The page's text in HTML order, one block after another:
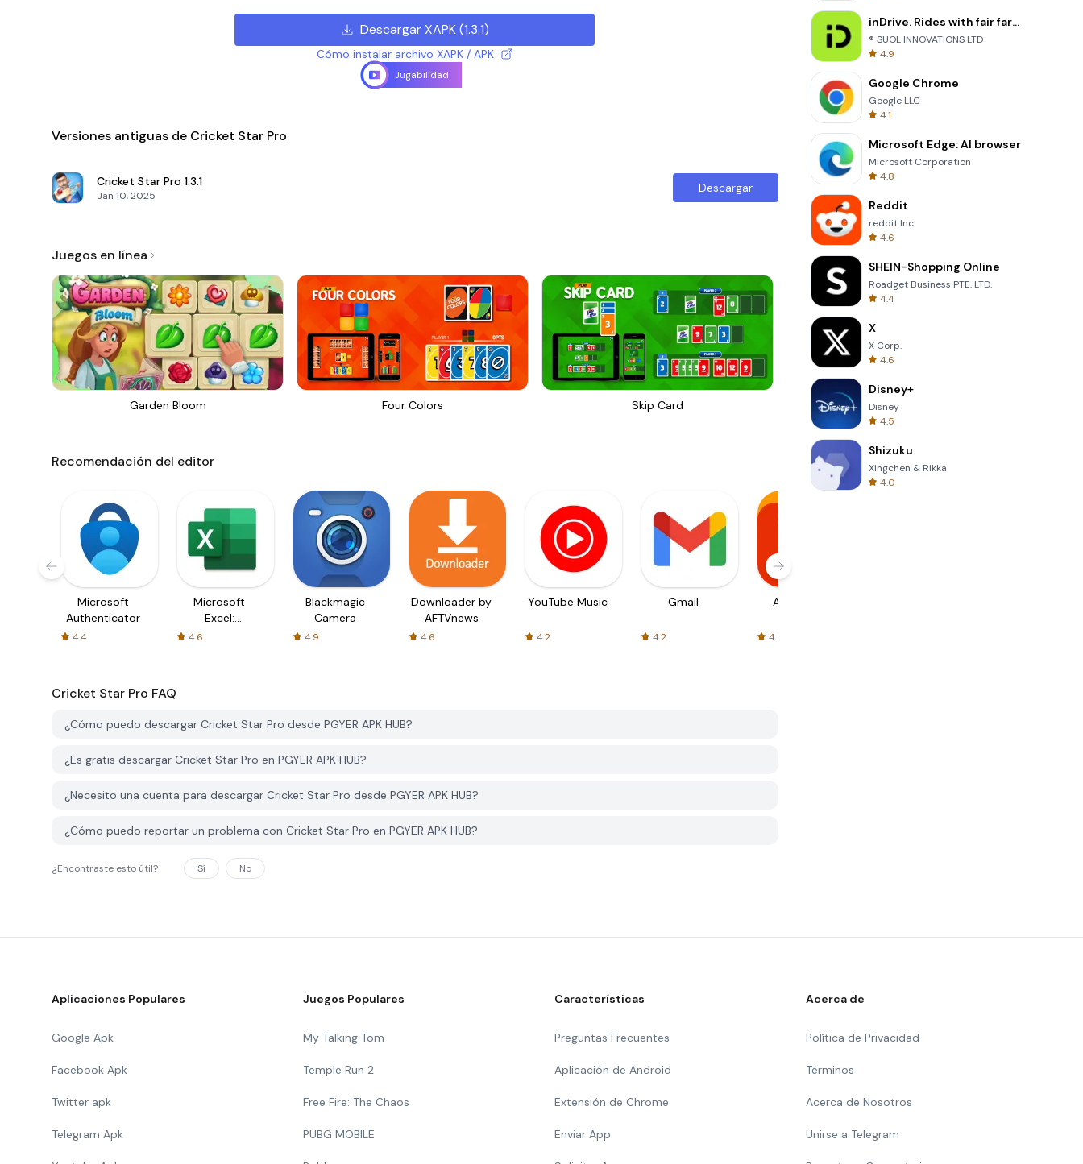
Descargar XAPK(1.3.1)
Cómo instalar archivo XAPK / APK
Jugabilidad
Versiones antiguas de Cricket Star Pro
Cricket Star Pro 1.3.1
Jan 10, 2025
Descargar
Juegos en línea
Garden Bloom Four Colors Skip Card Tower Crash 3D
Recomendación del editor
Microsoft
Authenticator
4.4
Microsoft
Excel:
Spreadsheets
4.6
Blackmagic
Camera
4.9
Downloader by
AFTVnews
4.6
YouTube Music
4.2
Gmail
4.2
AliExpress
4.5
Cricket Star Pro FAQ
¿Cómo puedo descargar Cricket Star Pro desde PGYER APK HUB?
¿Es gratis descargar Cricket Star Pro en PGYER APK HUB?
¿Necesito una cuenta para descargar Cricket Star Pro desde PGYER APK HUB?
¿Cómo puedo reportar un problema con Cricket Star Pro en PGYER APK HUB?
¿Encontraste esto útil? Sí No
inDrive. Rides with fair fares
® SUOL INNOVATIONS LTD
4.9
Google Chrome
Google LLC
4.1
Microsoft Edge: AI browser
Microsoft Corporation
4.8
Reddit
reddit Inc.
4.6
SHEIN-Shopping Online
Roadget Business PTE. LTD.
4.4
X
X Corp.
4.6
Disney+
Disney
4.5
Shizuku
Xingchen & Rikka
4.0
Aplicaciones Populares
Google Apk
Facebook Apk
Twitter apk
Telegram Apk
Juegos Populares
My Talking Tom
Temple Run 2
Free Fire: The Chaos
PUBG MOBILE
Características
Preguntas Frecuentes
Aplicación de Android
Extensión de Chrome
Enviar App
Acerca de
Política de Privacidad
Términos
Acerca de Nosotros
Unirse a Telegram